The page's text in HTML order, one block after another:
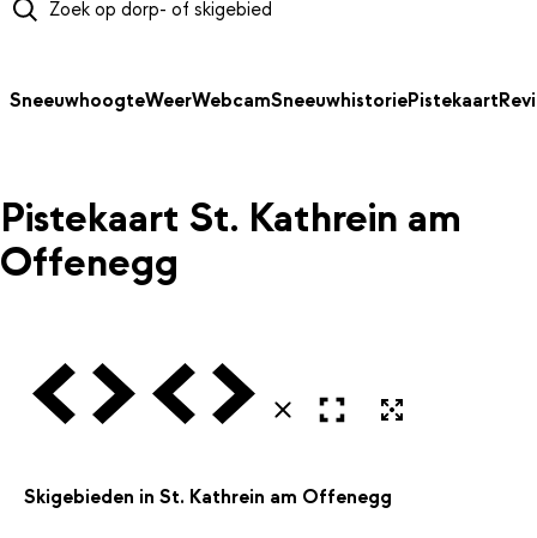
SneeuwhoogteWeerWebcamSneeuwhistoriePistekaart
Pistekaart St. Kathrein am
Offenegg
Vorige VolgendeVorige Volgende
SluitenOpen in volledig scherm
Skigebieden in St. Kathrein am Offenegg